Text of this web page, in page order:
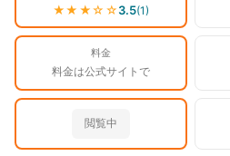
★★★☆☆3.5(1)
料金
料金は公式サイトで
閲覧中